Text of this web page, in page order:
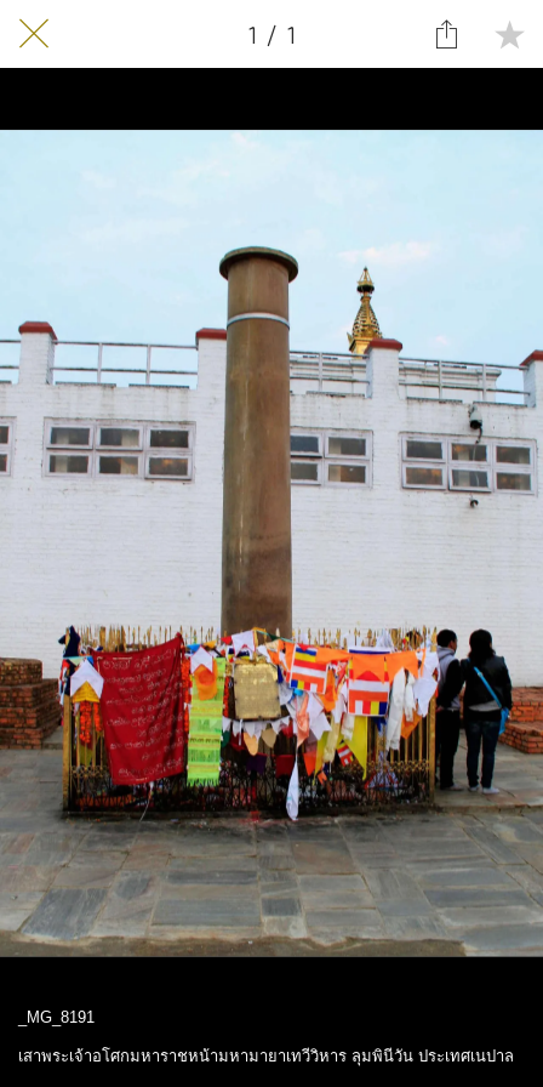
1 / 1
_MG_8191
เสาพระเจ้าอโศกมหาราชหน้ามหามายาเทวีวิหาร ลุมพินีวัน ประเทศเนปาล